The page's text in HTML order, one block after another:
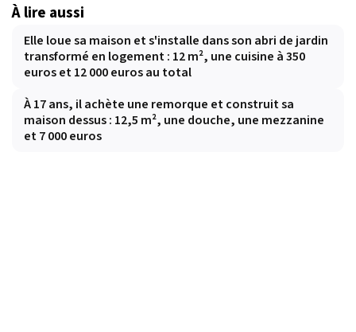
À lire aussi
Elle loue sa maison et s'installe dans son abri de jardin
transformé en logement : 12 m², une cuisine à 350
euros et 12 000 euros au total
À 17 ans, il achète une remorque et construit sa
maison dessus : 12,5 m², une douche, une mezzanine
et 7 000 euros